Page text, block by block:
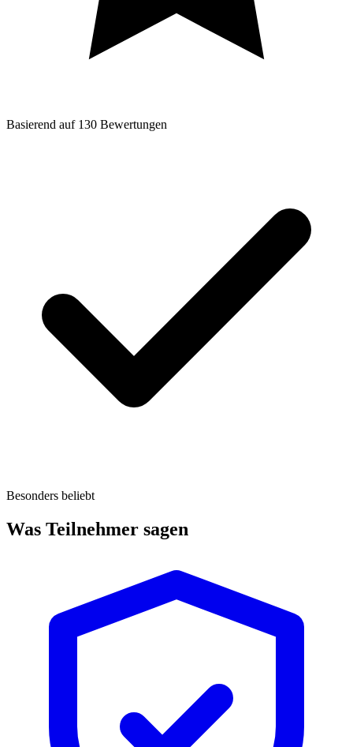
Basierend auf 130 Bewertungen
Besonders beliebt
Was Teilnehmer sagen